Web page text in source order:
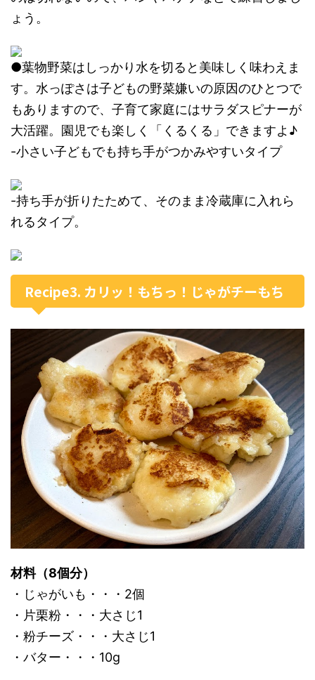
ょう。
●葉物野菜はしっかり水を切ると美味しく味わえま
す。水っぽさは子どもの野菜嫌いの原因のひとつで
もありますので、子育て家庭にはサラダスピナーが
大活躍。園児でも楽しく「くるくる」できますよ♪
-小さい子どもでも持ち手がつかみやすいタイプ
-持ち手が折りたためて、そのまま冷蔵庫に入れら
れるタイプ。
Recipe3. カリッ！もちっ！じゃがチーもち
材料（8個分）
・じゃがいも・・・2個
・片栗粉・・・大さじ1
・粉チーズ・・・大さじ1
・バター・・・10g